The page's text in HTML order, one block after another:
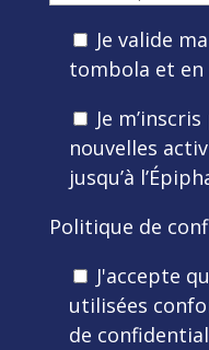
Je valide
tombola et en
Je
nouvelles
jusqu’à
Politique de
J'accepte
utilisées
de